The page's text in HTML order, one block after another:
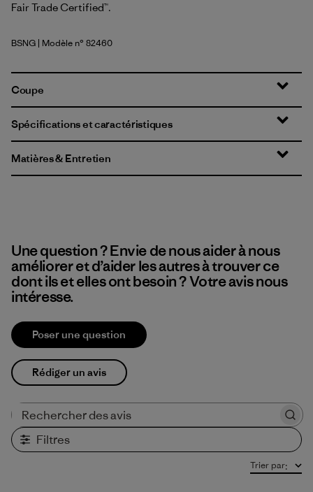
Fair Trade Certified™.
Basin Green
BSNG | Modèle n° 82460
Coupe
Spécifications et caractéristiques
Matières & Entretien
Une question ? Envie de nous aider à nous
améliorer et d’aider les autres à trouver ce
dont ils et elles ont besoin ? Votre avis nous
intéresse.
Poser une question
Rédiger un avis
Filtres
Trier par: